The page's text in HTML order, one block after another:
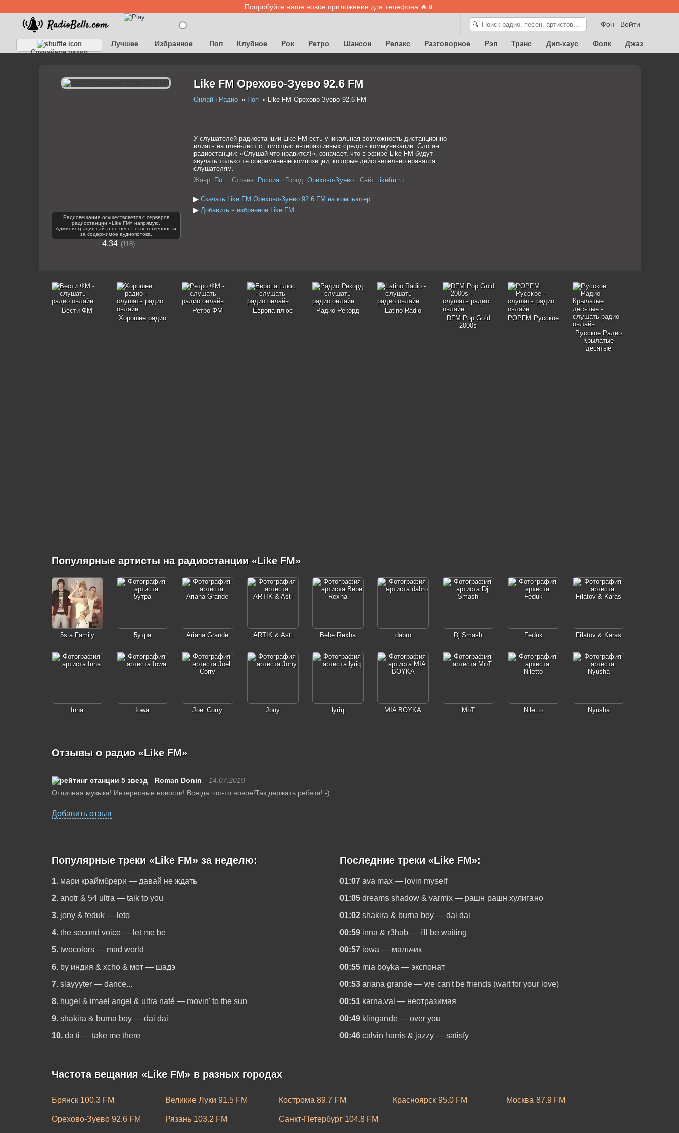
Попробуйте наше новое приложение для телефона 🔥📱
Войти
Фон
🔍
Случайное радио
Лучшее Избранное Поп Клубное Рок Ретро Шансон Релакс Разговорное Рэп Транс Дип-хаус Фолк
Джаз
Радиовещание осуществляется с серверов
радиостанции «Like FM» напрямую.
Администрация сайта не несет ответственности
за содержимое аудиопотока.
4.34 118
Like FM Орехово-Зуево 92.6 FM
Онлайн Радио Поп Like FM Орехово-Зуево 92.6 FM
У слушателей радиостанции Like FM есть уникальная возможность дистанционно
влиять на плей-лист с помощью интерактивных средств коммуникации. Слоган
радиостанции: «Слушай что нравится!», означает, что в эфире Like FM будут
звучать только те современные композиции, которые действительно нравятся
слушателям.
Жанр: Поп Страна: Россия Город: Орехово-Зуево Сайт: likefm.ru
▶ Скачать Like FM Орехово-Зуево 92.6 FM на компьютер
▶ Добавить в избранное Like FM
Вести ФМ
Хорошее радио
Ретро ФМ Европа плюс Радио Рекорд
Latino Radio
DFM Pop Gold
2000s
POPFM Русское
Русское Радио
Крылатые
десятые
Популярные артисты на радиостанции «Like FM»
5sta Family 5утра Ariana Grande ARTIK & Asti Bebe Rexha dabro Dj Smash Feduk Filatov & Karas
Inna Iowa Joel Corry Jony lyriq MIA BOYKA MoT Niletto Nyusha
Отзывы о радио «Like FM»
Roman Donin
14.07.2019
Отличная музыка! Интересные новости! Всегда что-то новое!Так держать ребята!:-)
Добавить отзыв
Популярные треки «Like FM» за неделю:
1. мари краймбрери — давай не ждать
2. anotr & 54 ultra — talk to you
3. jony & feduk — leto
4. the second voice — let me be
5. twocolors — mad world
6. by индия & xcho & мот — шадэ
7. slayyyter — dance...
8. hugel & imael angel & ultra naté — movin' to the sun
9. shakira & burna boy — dai dai
10. da ti — take me there
Последние треки «Like FM»:
01:07 ava max — lovin myself
01:05 dreams shadow & varmix — рашн рашн хулигано
01:02 shakira & burna boy — dai dai
00:59 inna & r3hab — i'll be waiting
00:57 iowa — мальчик
00:55 mia boyka — экспонат
00:53 ariana grande — we can't be friends (wait for your love)
00:51 karna.val — неотразимая
00:49 klingande — over you
00:46 calvin harris & jazzy — satisfy
Частота вещания «Like FM» в разных городах
Брянск 100.3 FM Великие Луки 91.5 FM Кострома 89.7 FM Красноярск 95.0 FM Москва 87.9 FM
Орехово-Зуево 92.6 FM Рязань 103.2 FM Санкт-Петербург 104.8 FM